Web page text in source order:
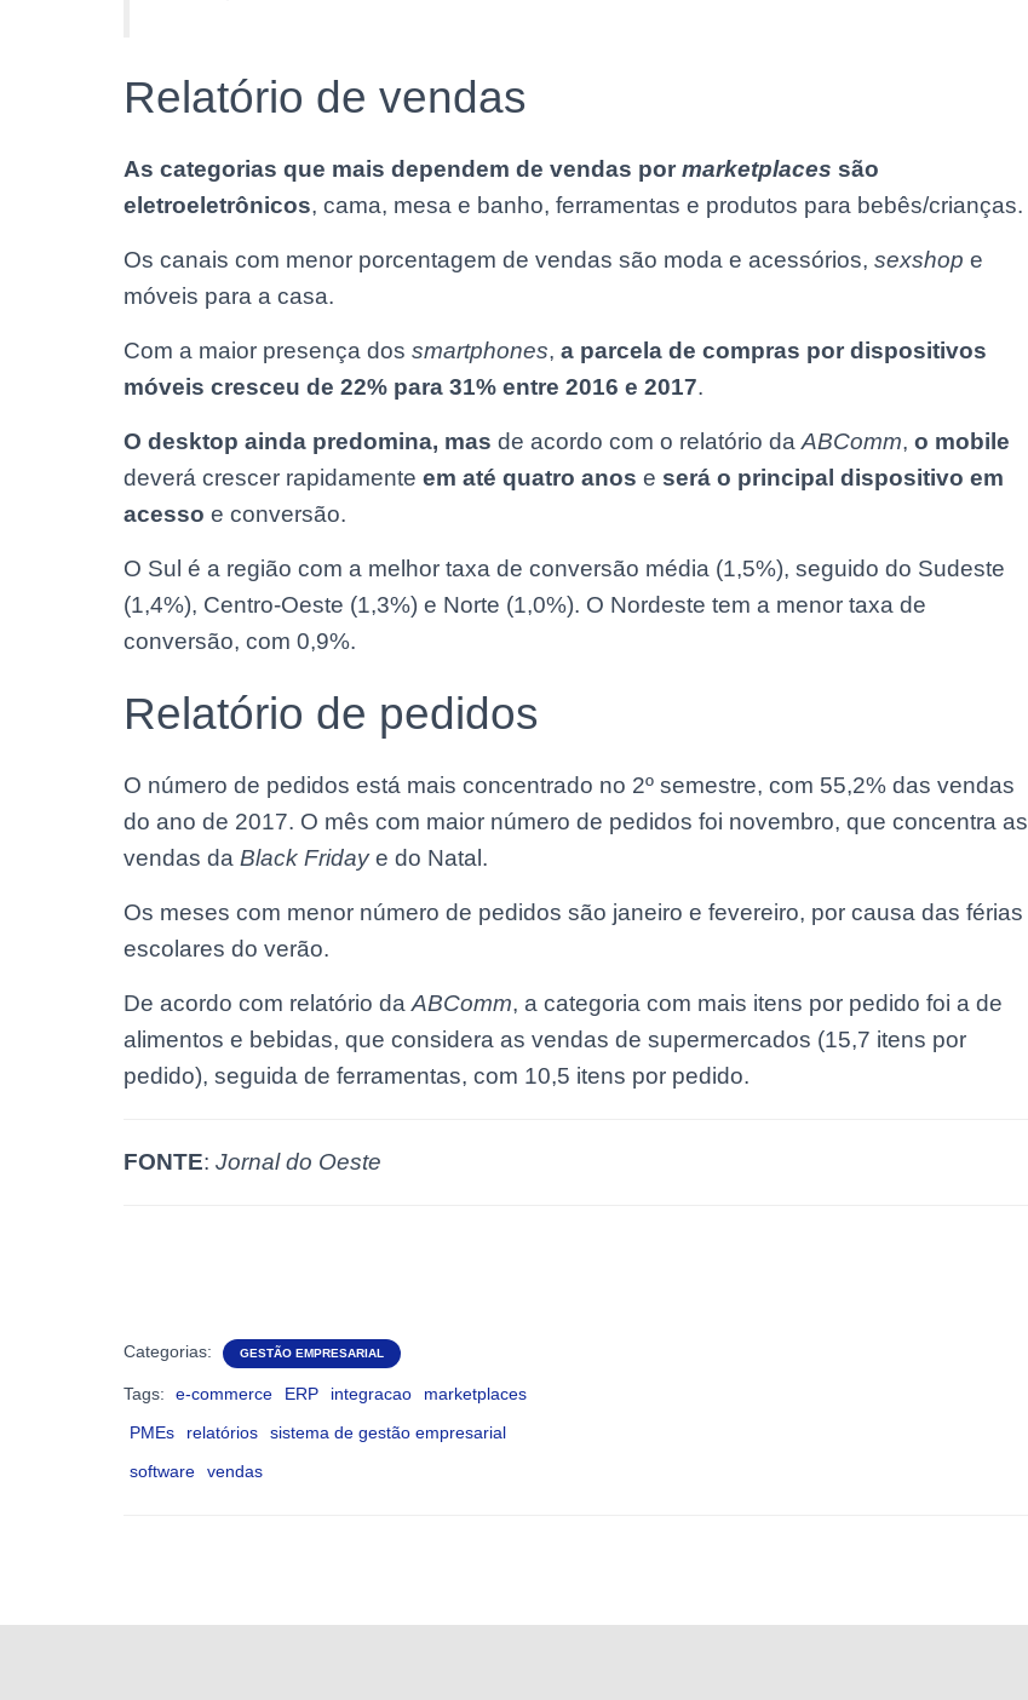
Relatório de vendas
As categorias que mais dependem de vendas por marketplaces são
eletroeletrônicos, cama, mesa e banho, ferramentas e produtos para bebês/crianças.
Os canais com menor porcentagem de vendas são moda e acessórios, sexshop e
móveis para a casa.
Com a maior presença dos smartphones, a parcela de compras por dispositivos
móveis cresceu de 22% para 31% entre 2016 e 2017.
O desktop ainda predomina, mas de acordo com o relatório daABComm, o mobile
deverá crescer rapidamente em até quatro anos e será o principal dispositivo em
acesso e conversão.
O Sul é a região com a melhor taxa de conversão média (1,5%), seguido do Sudeste
(1,4%), Centro-Oeste (1,3%) e Norte (1,0%). O Nordeste tem a menor taxa de
conversão, com 0,9%.
Relatório de pedidos
O número de pedidos está mais concentrado no 2º semestre, com 55,2% das vendas
do ano de 2017. O mês com maior número de pedidos foi novembro, que concentra as
vendas da Black Fridaye do Natal.
Os meses com menor número de pedidos são janeiro e fevereiro, por causa das férias
escolares do verão.
De acordo com relatório daABComm, a categoria com mais itens por pedido foi a de
alimentos e bebidas, que considera as vendas de supermercados (15,7 itens por
pedido), seguida de ferramentas, com 10,5 itens por pedido.
FONTE: Jornal do Oeste
Categorias: GESTÃO EMPRESARIAL
Tags: e-commerce ERP integracao
marketplaces
PMEs
relatórios
sistema de gestão empresarial
software
vendas